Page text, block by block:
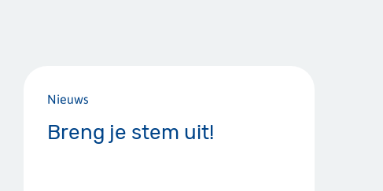
Breng je stem uit!
Nieuws